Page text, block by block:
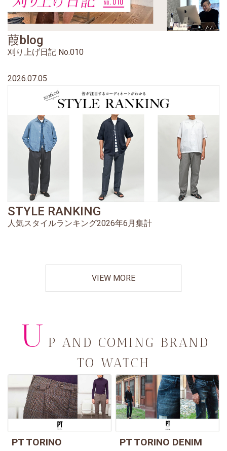
葭blog
刈り上げ日記 No.010
2026.07.05
STYLE RANKING
人気スタイルランキング2026年6月集計
VIEW MORE
U P AND COMING BRAND
TO WATCH
PT TORINO PT TORINO DENIM